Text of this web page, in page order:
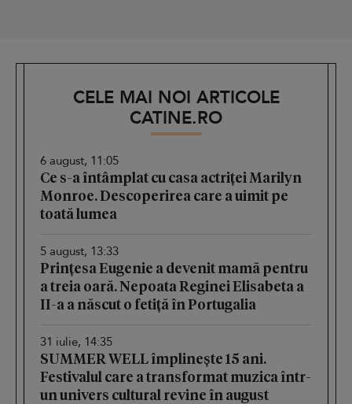
CELE MAI NOI ARTICOLE
CATINE.RO
6 august, 11:05
Ce s-a întâmplat cu casa actriței Marilyn
Monroe. Descoperirea care a uimit pe
toată lumea
5 august, 13:33
Prințesa Eugenie a devenit mamă pentru
a treia oară. Nepoata Reginei Elisabeta a
II-a a născut o fetiță în Portugalia
31 iulie, 14:35
SUMMER WELL împlinește 15 ani.
Festivalul care a transformat muzica într-
un univers cultural revine în august